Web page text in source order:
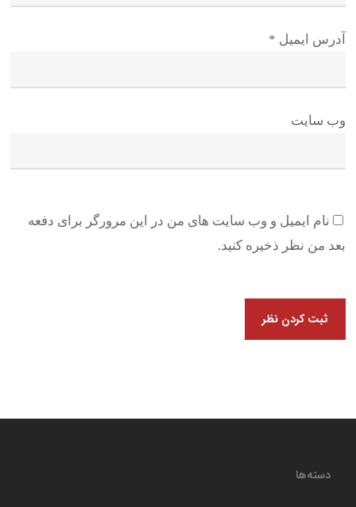
آدرس ایمیل *
وب سایت
نام ایمیل و وب سایت های من در این مرورگر برای دفعه
بعد من نظر ذخیره کنید.
دسته‌ها